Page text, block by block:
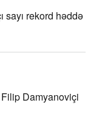
sayı rekord həddə
Damyanoviçi